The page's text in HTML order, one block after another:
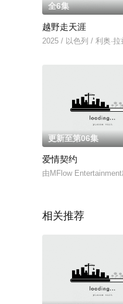
全6集
越野走天涯
2025 / 以色列 / 利奥·
更新至第06集
爱情契约
由MFlow
相关推荐